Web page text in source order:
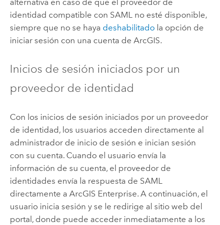
identidad compatible con SAML no esté disponible,
siempre que no se haya deshabilitadola opción de
iniciar sesión con una cuenta de ArcGIS.
Inicios de sesión iniciados por un
proveedor de identidad
Con los inicios de sesión iniciados por un proveedor
de identidad, los usuarios acceden directamente al
administrador de inicio de sesión e inician sesión
con su cuenta. Cuando el usuario envía la
información de su cuenta, el proveedor de
identidades envía la respuesta de SAML
directamente a ArcGIS Enterprise. A continuación, el
usuario inicia sesión y se le redirige al sitio web del
portal, donde puede acceder inmediatamente a los